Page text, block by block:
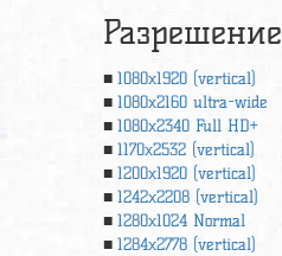
Разрешение
1080x1920 (vertical)
1080x2160 ultra-wide
1080x2340 Full HD+
1170x2532 (vertical)
1200x1920 (vertical)
1242x2208 (vertical)
1280x1024 Normal
1284x2778 (vertical)